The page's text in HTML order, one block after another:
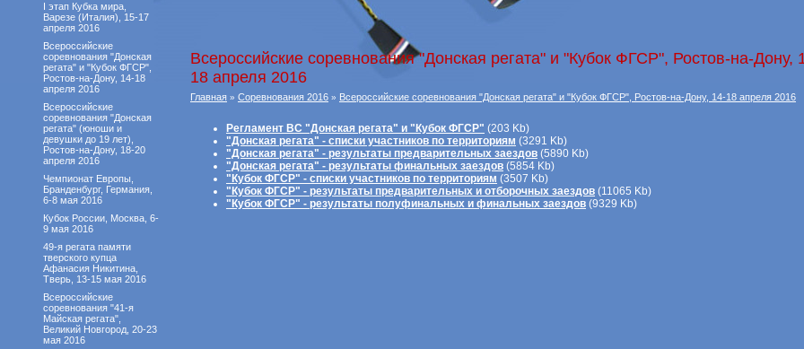
I этап Кубка мира,
Варезе (Италия), 15-17
апреля 2016
Всероссийские
соревнования "Донская
регата" и "Кубок ФГСР",
Ростов-на-Дону, 14-18
апреля 2016
Всероссийские
соревнования "Донская
регата" (юноши и
девушки до 19 лет),
Ростов-на-Дону, 18-20
апреля 2016
Чемпионат Европы,
Бранденбург, Германия,
6-8 мая 2016
Кубок России, Москва, 6-
9 мая 2016
49-я регата памяти
тверского купца
Афанасия Никитина,
Тверь, 13-15 мая 2016
Всероссийские
соревнования "41-я
Майская регата",
Великий Новгород, 20-23
мая 2016
Всероссийские соревнования "Донская регата" и "Кубок ФГСР", Ростов-на-Дону,
18 апреля 2016
Главная » Соревнования 2016 » Всероссийские соревнования "Донская регата" и "Кубок ФГСР", Ростов-на-Дону, 14-18 апреля 2016
Регламент ВС "Донская регата" и "Кубок ФГСР" (203 Kb)
"Донская регата" - списки участников по территориям (3291 Kb)
"Донская регата" - результаты предварительных заездов (5890 Kb)
"Донская регата" - результаты финальных заездов (5854 Kb)
"Кубок ФГСР" - списки участников по территориям (3507 Kb)
"Кубок ФГСР" - результаты предварительных и отборочных заездов (11065 Kb)
"Кубок ФГСР" - результаты полуфинальных и финальных заездов (9329 Kb)